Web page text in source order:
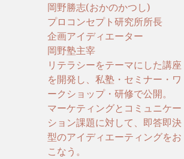
岡野勝志(おかのかつし)
プロコンセプト研究所所長
企画アイディエーター
岡野塾主宰
リテラシーをテーマにした講座
を開発し、私塾・セミナー・ワ
ークショップ・研修で公開。
マーケティングとコミュニケー
ション課題に対して、即答即決
型のアイディエーティングをお
こなう。